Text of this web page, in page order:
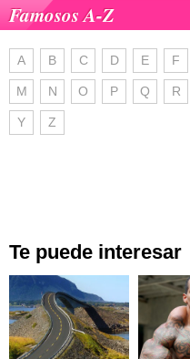
Famosos A-Z
A B C D E F
M N O P Q R
Y Z
Te puede interesar